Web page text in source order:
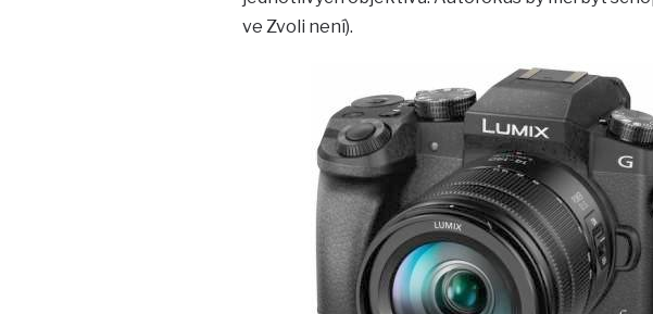
ve Zvoli není).